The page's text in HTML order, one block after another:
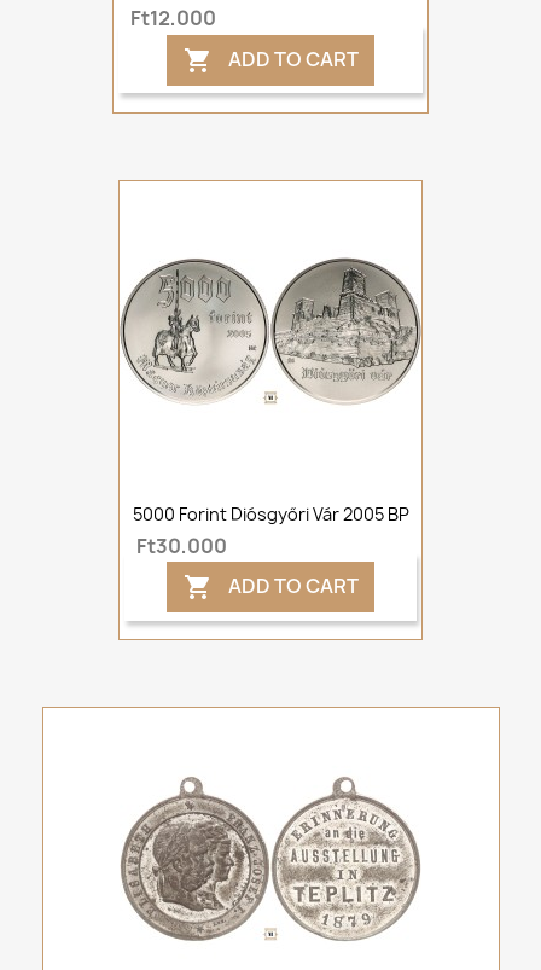
Ft12,000
 ADD TO CART
5000 Forint Diósgyőri Vár 2005 BP
Ft30,000
 ADD TO CART